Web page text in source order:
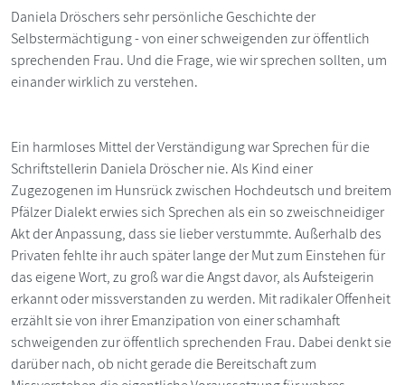
Daniela Dröschers sehr persönliche Geschichte der
Selbstermächtigung - von einer schweigenden zur öffentlich
sprechenden Frau. Und die Frage, wie wir sprechen sollten, um
einander wirklich zu verstehen.
Ein harmloses Mittel der Verständigung war Sprechen für die
Schriftstellerin Daniela Dröscher nie. Als Kind einer
Zugezogenen im Hunsrück zwischen Hochdeutsch und breitem
Pfälzer Dialekt erwies sich Sprechen als ein so zweischneidiger
Akt der Anpassung, dass sie lieber verstummte. Außerhalb des
Privaten fehlte ihr auch später lange der Mut zum Einstehen für
das eigene Wort, zu groß war die Angst davor, als Aufsteigerin
erkannt oder missverstanden zu werden. Mit radikaler Offenheit
erzählt sie von ihrer Emanzipation von einer schamhaft
schweigenden zur öffentlich sprechenden Frau. Dabei denkt sie
darüber nach, ob nicht gerade die Bereitschaft zum